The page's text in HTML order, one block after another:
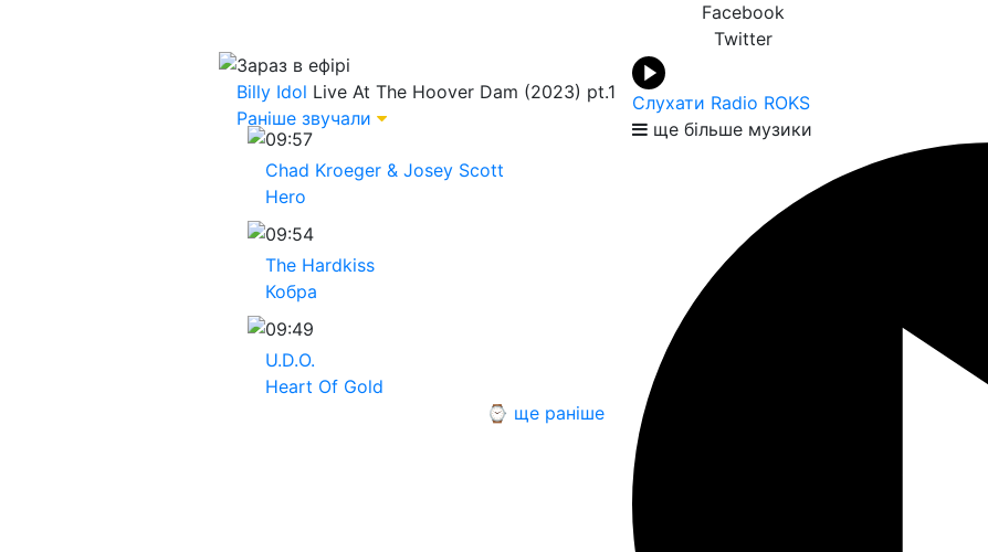
Facebook
Twitter
Зараз в ефірі
Billy Idol Live At The Hoover Dam (2023) pt.1
Раніше звучали
09:57
Chad Kroeger & Josey Scott
Hero
09:54
The Hardkiss
Кобра
09:49
U.D.O.
Heart Of Gold
⌚ ще раніше
Слухати Radio ROKS
ще більше музики